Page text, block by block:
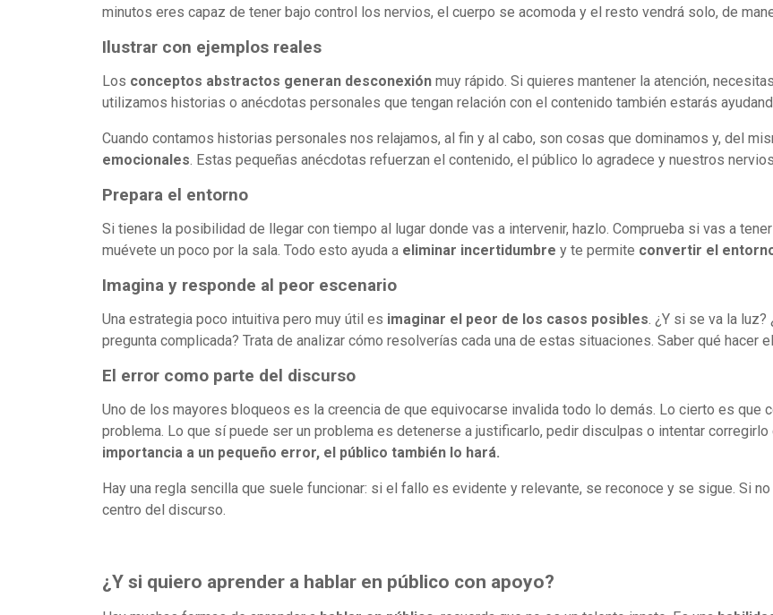
minutos eres capaz de tener bajo control los nervios, el cuerpo se acomoda y el resto vendrá solo, de
Ilustrar con ejemplos reales
Los conceptos abstractos generan desconexión muy rápido. Si quieres mantener la atención,
utilizamos historias o anécdotas personales que tengan relación con el contenido también estarás
Cuando contamos historias personales nos relajamos, al fin y al cabo, son cosas que dominamos y, del
emocionales. Estas pequeñas anécdotas refuerzan el contenido, el público lo agradece y nuestros
Prepara el entorno
Si tienes la posibilidad de llegar con tiempo al lugar donde vas a intervenir, hazlo. Comprueba si vas a
muévete un poco por la sala. Todo esto ayuda a eliminar incertidumbre y te permite convertir el
Imagina y responde al peor escenario
Una estrategia poco intuitiva pero muy útil es imaginar el peor de los casos posibles. ¿Y si se va la luz?
pregunta complicada? Trata de analizar cómo resolverías cada una de estas situaciones. Saber qué hacer
El error como parte del discurso
Uno de los mayores bloqueos es la creencia de que equivocarse invalida todo lo demás. Lo cierto es que
problema. Lo que sí puede ser un problema es detenerse a justificarlo, pedir disculpas o intentar corregirlo
importancia a un pequeño error, el público también lo hará.
Hay una regla sencilla que suele funcionar: si el fallo es evidente y relevante, se reconoce y se sigue. Si
centro del discurso.
¿Y si quiero aprender a hablar en público con apoyo?